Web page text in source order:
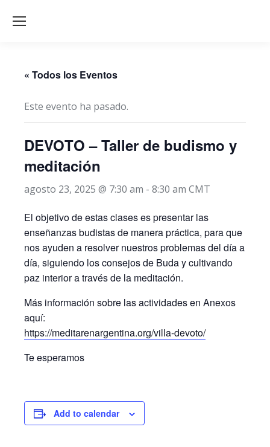
« Todos los Eventos
Este evento ha pasado.
DEVOTO – Taller de budismo y
meditación
agosto 23, 2025 @ 7:30 am - 8:30 am CMT
El objetivo de estas clases es presentar las
enseñanzas budistas de manera práctica, para que
nos ayuden a resolver nuestros problemas del día a
día, siguiendo los consejos de Buda y cultivando
paz interior a través de la meditación.
Más información sobre las actividades en Anexos
aquí:
https://meditarenargentina.org/villa-devoto/
Te esperamos
Add to calendar